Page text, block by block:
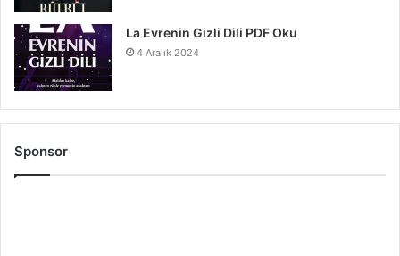
La Evrenin Gizli Dili PDF Oku
4 Aralık 2024
Sponsor